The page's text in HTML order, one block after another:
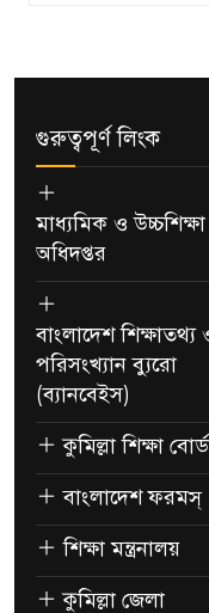
গুরুত্বপূর্ণ লিংক
মাধ্যমিক ও উচ্চশিক্ষা
অধিদপ্তর
বাংলাদেশ শিক্ষাতথ্য
পরিসংখ্যান ব্যুরো
(ব্যানবেইস)
কুমিল্লা শিক্ষা বোর্ড
বাংলাদেশ ফরমস্
শিক্ষা মন্ত্রনালয়
কুমিল্লা জেলা